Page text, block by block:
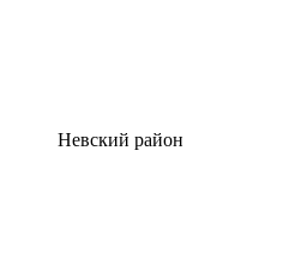
Невский район